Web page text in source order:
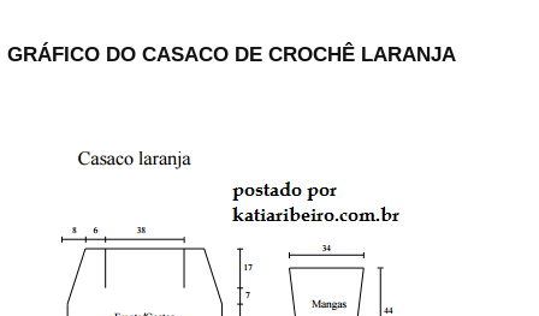
GRÁFICO DO CASACO DE CROCHÊ LARANJA